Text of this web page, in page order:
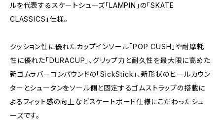
ルを代表するスケートシューズ「LAMPIN」の「SKATE
CLASSICS」仕様。
クッション性に優れたカップインソール「POP CUSH」や耐摩耗
性に優れた「DURACUP」、グリップ力と耐久性を最大限に高めた
新ゴムラバーコンパウンドの「SickStick」、新形状のヒールカウン
ターとシュータンをソール側と固定するゴムストラップの搭載に
よるフィット感の向上などスケートボード仕様にこだわったシュ
ーズです。